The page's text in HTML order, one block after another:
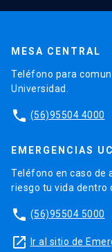
MESA CENTRAL
Teléfono para
Universidad.
phone (56)95504 4000
EMERGENCIAS UC
Teléfono en caso de
riesgo tu vida dentro
phone (56)95504 5000
launch Ir al sitio de